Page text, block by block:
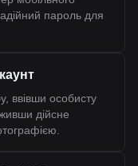
пароль для
ввівши особисту
дійсне